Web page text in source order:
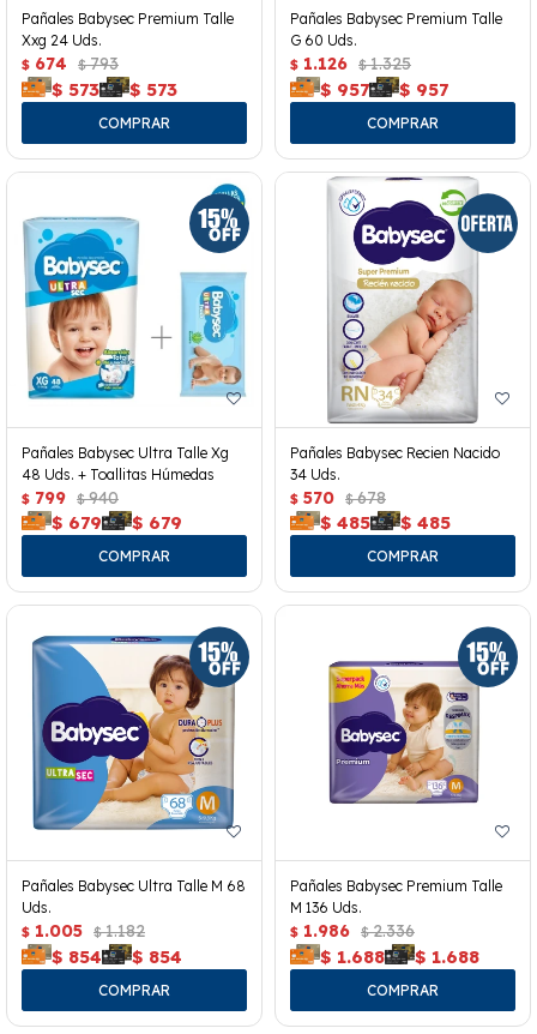
Pañales Babysec Premium Talle
Xxg 24 Uds.
$ 674 $ 793
$ 573 $ 573
Pañales Babysec Premium Talle
G 60 Uds.
$ 1.126 $ 1.325
$ 957 $ 957
Pañales Babysec Ultra Talle Xg
48 Uds. + Toallitas Húmedas
$ 799 $ 940
$ 679 $ 679
Pañales Babysec Recien Nacido
34 Uds.
$ 570 $ 678
$ 485 $ 485
Pañales Babysec Ultra Talle M 68
Uds.
$ 1.005 $ 1.182
$ 854 $ 854
Pañales Babysec Premium Talle
M 136 Uds.
$ 1.986 $ 2.336
$ 1.688 $ 1.688